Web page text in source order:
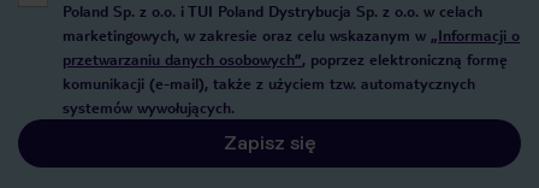
Poland Sp. z o.o. i TUI Poland Dystrybucja Sp. z o.o. w celach
marketingowych, w zakresie oraz celu wskazanym w „Informacji o
przetwarzaniu danych osobowych”, poprzez elektroniczną formę
komunikacji (e-mail), także z użyciem tzw. automatycznych
systemów wywołujących.
Zapisz się